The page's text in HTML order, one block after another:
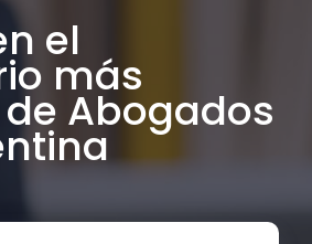
el
más
Abogados